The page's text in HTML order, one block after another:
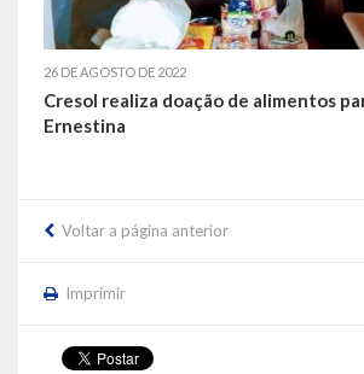
Termos de Compromisso
LRF
RGF – Relatório de Gestão Fiscal
LOA – Lei Orçamentária Anual
RC – Relatório Circunstanciado
26 DE AGOSTO DE 2022
Cresol realiza doação de alimentos
Ernestina
Voltar a página anterior
Imprimir